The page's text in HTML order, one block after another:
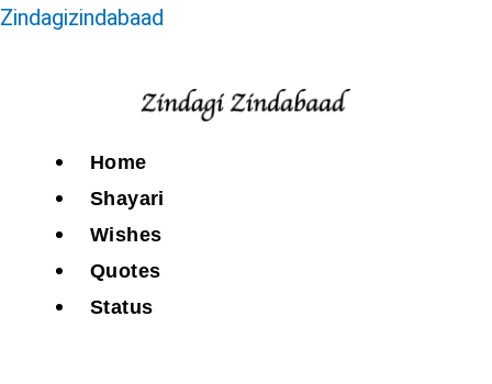
Zindagizindabaad
Home
Shayari
Wishes
Quotes
Status